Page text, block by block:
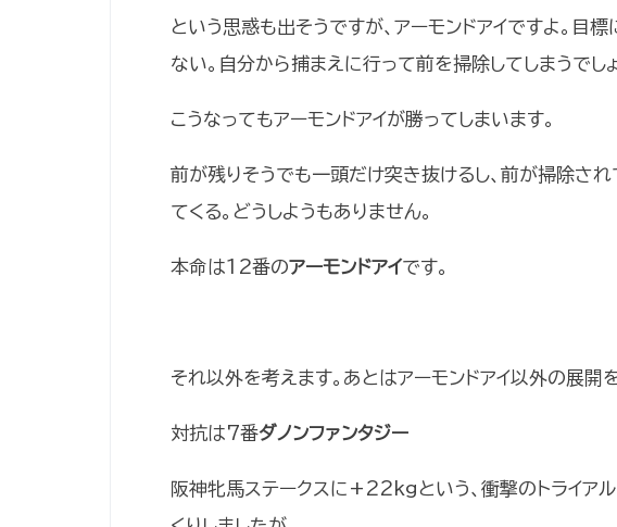
という思惑も出そうですが、アーモンドアイですよ。目
ない。自分から捕まえに行って前を掃除してしまうでしょ
こうなってもアーモンドアイが勝ってしまいます。
前が残りそうでも一頭だけ突き抜けるし、前が掃除さ
てくる。どうしようもありません。
本命は12番のアーモンドアイです。
それ以外を考えます。あとはアーモンドアイ以外の展開
対抗は7番ダノンファンタジー
阪神牝馬ステークスに+22kgという、衝撃のトライア